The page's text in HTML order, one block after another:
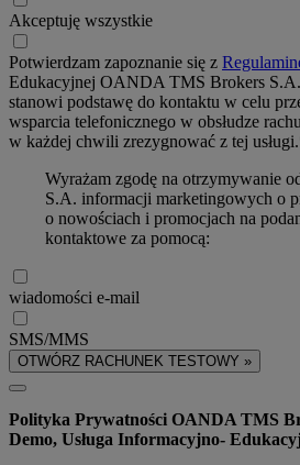
Akceptuję wszystkie
Potwierdzam zapoznanie się z
Edukacyjnej OANDA TMS Brokers S.A.
stanowi podstawę do kontaktu w celu
wsparcia telefonicznego w obsłudze
w każdej chwili zrezygnować z tej
Wyrażam zgodę na otrzymywanie
S.A. informacji marketingowych o
o nowościach i promocjach na
kontaktowe za pomocą:
wiadomości e-mail
SMS/MMS
OTWÓRZ RACHUNEK TESTOWY »
Polityka Prywatności OANDA TMS
Demo, Usługa Informacyjno-